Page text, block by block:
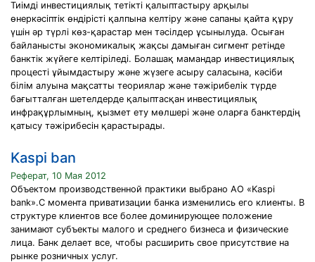
Тиімді инвестициялық тетікті қалыптастыру арқылы
өнеркәсіптік өндірісті қалпына келтіру және сапаны қайта құру
үшін әр түрлі көз-қарастар мен тәсілдер ұсынылуда. Осыған
байланысты экономикалық жақсы дамыған сигмент ретінде
банктік жүйеге келтіріледі. Болашақ мамандар инвестициялық
процесті ұйымдастыру және жүзеге асыру саласына, кәсіби
білім алуына мақсатты теориялар және тәжірибелік түрде
бағытталған шетелдерде қалыптасқан инвестициялық
инфрақұрлымның, қызмет ету мөлшері және оларға банктердің
қатысу тәжірибесін қарастырады.
Kaspi ban
Реферат, 10 Мая 2012
Объектом производственной практики выбрано АО «Kaspi
bank».С момента приватизации банка изменились его клиенты. В
структуре клиентов все более доминирующее положение
занимают субъекты малого и среднего бизнеса и физические
лица. Банк делает все, чтобы расширить свое присутствие на
рынке розничных услуг.